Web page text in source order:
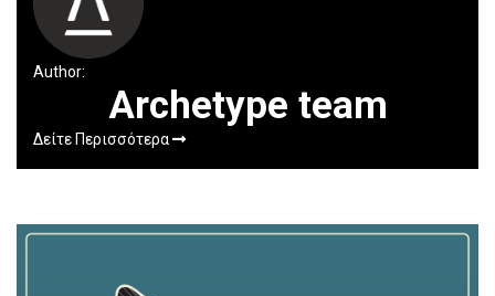
Author:
Archetype team
Δείτε Περισσότερα